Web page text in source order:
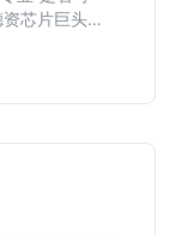
芯片巨头的
判断是否值